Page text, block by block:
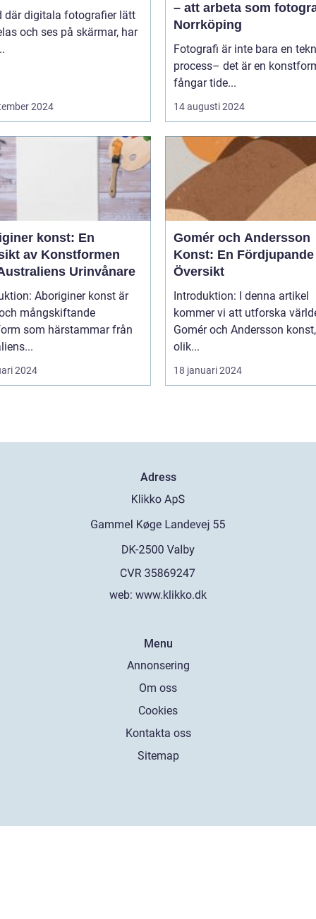
där digitala fotografier lätt
och ses på skärmar, har
2024
– att arbeta som
Norrköping
Fotografi är inte bara en
process– det är en
fångar tide...
14 augusti 2024
konst: En
av Konstformen
Urinvånare
Aboriginer konst är
mångskiftande
som härstammar från
2024
Gomér och Andersson
Konst: En Fördjupande
Översikt
Introduktion: I denna artikel
kommer vi att utforska
Gomér och Andersson
olik...
18 januari 2024
Adress
web: www.klikko.dk
Menu
Annonsering
Om oss
Cookies
Kontakta oss
Sitemap